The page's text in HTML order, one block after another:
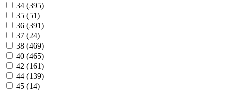
34 (395)
35 (51)
36 (391)
37 (24)
38 (469)
40 (465)
42 (161)
44 (139)
45 (14)